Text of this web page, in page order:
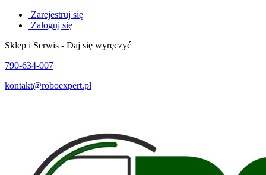
Zarejestruj się
Zaloguj się
Sklep i Serwis - Daj się wyręczyć
790-634-007
kontakt@roboexpert.pl